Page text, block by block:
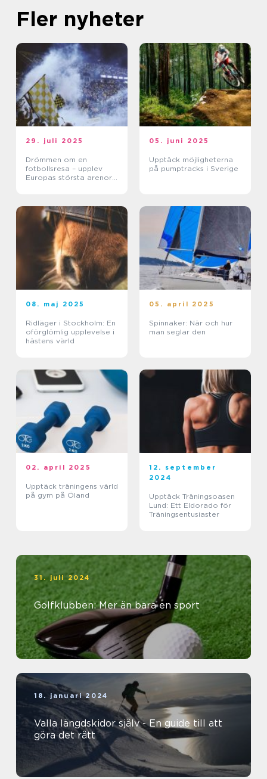
Fler nyheter
29. juli 2025
Drömmen om en
fotbollsresa – upplev
Europas största arenor
05. juni 2025
Upptäck möjligheterna
på pumptracks i Sverige
08. maj 2025
Ridläger i Stockholm: En
oförglömlig upplevelse i
hästens värld
05. april 2025
Spinnaker: När och hur
man seglar den
02. april 2025
Upptäck träningens värld
på gym på Öland
12. september
2024
Upptäck Träningsoasen
Lund: Ett Eldorado för
Träningsentusiaster
31. juli 2024
Golfklubben: Mer än bara en sport
18. januari 2024
Valla längdskidor själv - En guide till att
göra det rätt